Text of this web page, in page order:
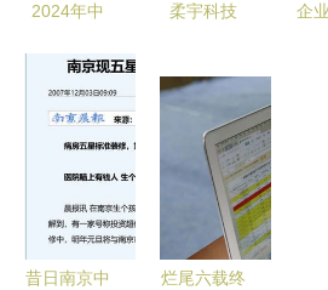
2024年中
市公司龙头
名单及破产
题解析
柔宇科技
陨落，破产
清算引发舆
论漩涡
企
昔日南京中 烂尾六载终